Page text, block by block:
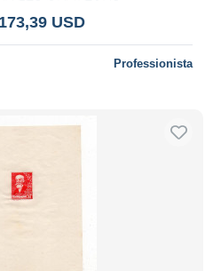
USD
Professionista